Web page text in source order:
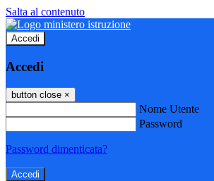
Salta al contenuto
Accedi
Accedi
button close ×
Nome Utente
Password
Password dimenticata?